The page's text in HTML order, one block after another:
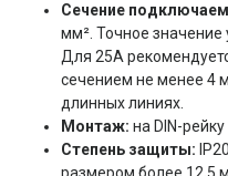
Сечение
мм². Точное значение
Для 25А
сечением не менее 4
длинных линиях.
Монтаж: на DIN-
Степень защиты: